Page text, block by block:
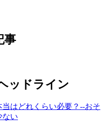
事
ッドライン
はどれくらい必要？--おそ
ない